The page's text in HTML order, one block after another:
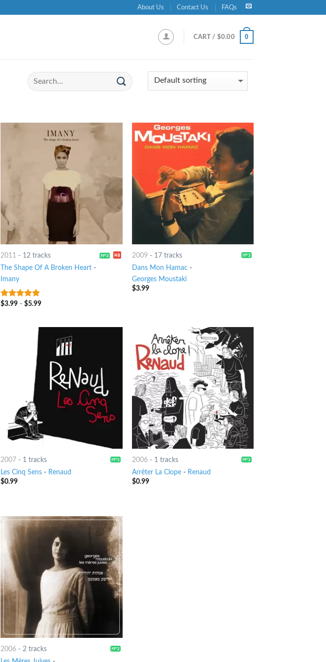
About Us Contact Us FAQs
CART / $0.00 0
2011 - 12 tracks
The Shape Of A Broken Heart -
Imany
8out of 5
$3.99 -$5.99
2009 - 17 tracks
Dans Mon Hamac -
Georges Moustaki
$3.99
2007 - 1 tracks
Les Cinq Sens - Renaud
$0.99
2006 - 1 tracks
Arrêter La Clope - Renaud
$0.99
2006 -2 tracks